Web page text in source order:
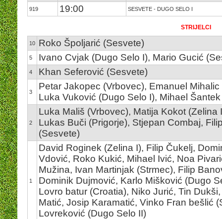
919 19:00 SESVETE - DUGO SELO I
STRIJELCI
10 Roko Špoljarić (Sesvete)
5 Ivano Cvjak (Dugo Selo I), Mario Gucić
4 Khan Seferović (Sesvete)
3
Petar Jakopec (Vrbovec), Emanuel
Luka Vuković (Dugo Selo I), Mihael
2
Luka Mališ (Vrbovec), Matija Kokot (Zelina
Lukas Buči (Prigorje), Stjepan Combaj,
(Sesvete)
1
David Roginek (Zelina I), Filip Čukelj,
Vdović, Roko Kukić, Mihael Ivić, Noa
Mužina, Ivan Martinjak (Strmec), Filip
Dominik Dujmović, Karlo Mišković (Dugo
Lovro batur (Croatia), Niko Jurić, Tin
Matić, Josip Karamatić, Vinko Fran bešlić
Lovreković (Dugo Selo II)